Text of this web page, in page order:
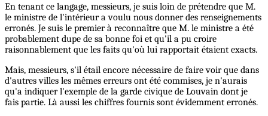
En tenant ce langage, messieurs, je suis loin de prétendre que M.
le ministre de l'intérieur a voulu nous donner des renseignements
erronés. Je suis le premier à reconnaître que M. le ministre a été
probablement dupe de sa bonne foi et qu'il a pu croire
raisonnablement que les faits qu'où lui rapportait étaient exacts.
Mais, messieurs, s'il étail encore nécessaire de faire voir que dans
d'autres villes les mêmes erreurs ont été commises, je n'aurais
qu'a indiquer l'exemple de la garde civique de Louvain dont je
fais partie. Là aussi les chiffres fournis sont évidemment erronés.